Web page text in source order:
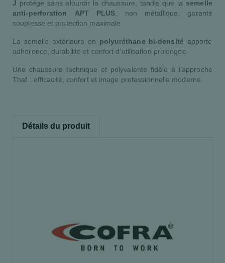
J protège sans alourdir la chaussure, tandis que la semelle
anti-perforation APT PLUS , non métallique, garantit
souplesse et protection maximale.
La semelle extérieure en polyuréthane bi-densité apporte
adhérence, durabilité et confort d’utilisation prolongée.
Une chaussure technique et polyvalente fidèle à l’approche
Thaf : efficacité, confort et image professionnelle moderne.
Détails du produit